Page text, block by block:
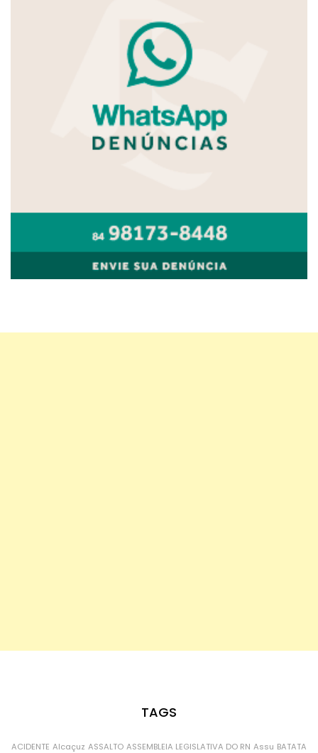
TAGS
ACIDENTE Alcaçuz ASSALTO ASSEMBLEIA LEGISLATIVA DO RN Assu BATATA